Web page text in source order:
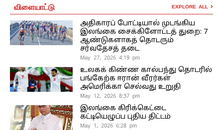
விளையாட்டு EXPLORE ALL
அதிகாரப் போட்டியால் முடங்கிய
இலங்கை சைக்கிளோட்டத் துறை: 7
ஆண்டுகளாகத் தொடரும்
சர்வதேசத் தடை
May 27, 2026 4:19 pm
உலகக் கிண்ண கால்பந்து தொடரில்
பங்கேற்க ஈரான் வீரர்கள்
அமெரிக்கா செல்வது உறுதி
May 12, 2026 8:37 pm
இலங்கை கிரிக்கெட்டை
கட்டியெழுப்ப புதிய திட்டம்
May 1, 2026 6:28 pm